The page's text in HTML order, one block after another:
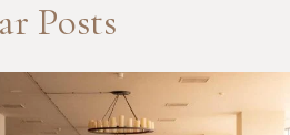
Posts